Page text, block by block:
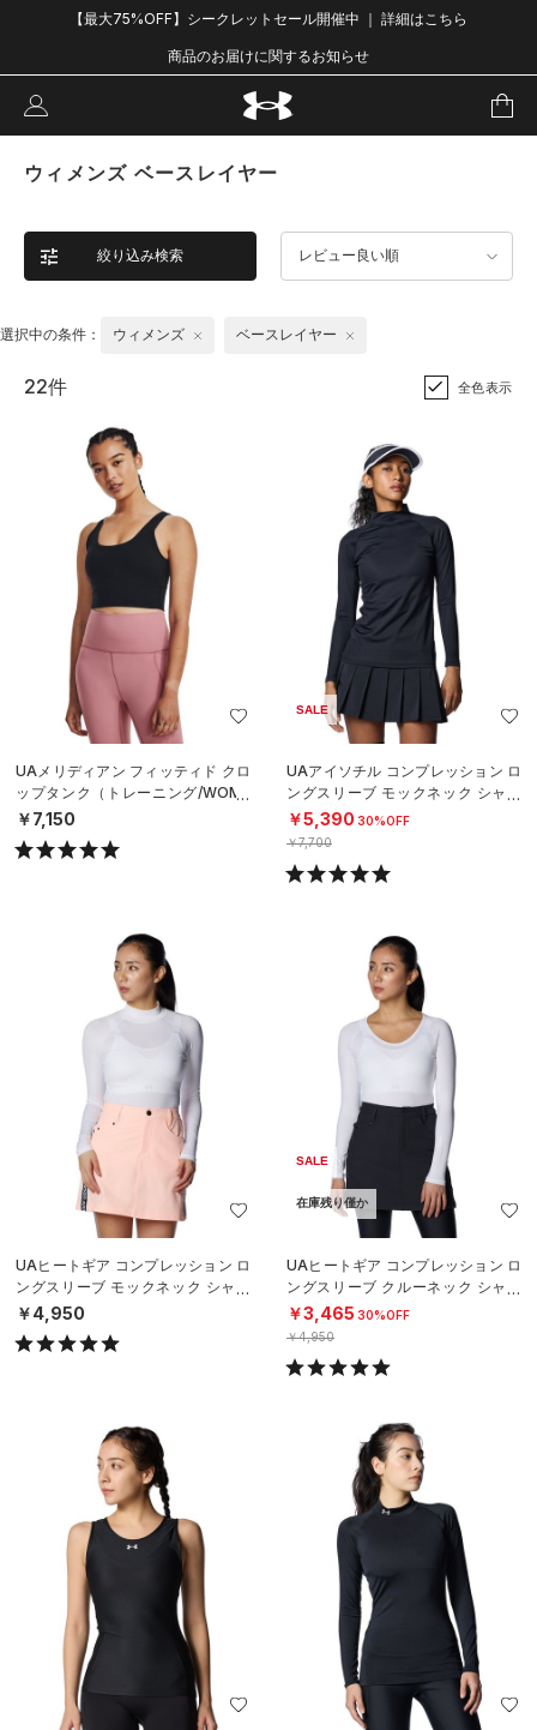
【最大75%OFF】シークレットセール開催中 ｜ 詳細はこちら
商品のお届けに関するお知らせ
ウィメンズ ベースレイヤー
絞り込み検索 レビュー良い順
選択中の条件： ウィメンズ ベースレイヤー
22件 全色表示
UAメリディアン フィッティド クロ
ップタンク（トレーニング/WOME
N）
￥7,150
SALE
UAアイソチル コンプレッション ロ
ングスリーブ モックネック シャツ
（ゴルフ/WOMEN）
￥5,390 30%OFF
￥7,700
UAヒートギア コンプレッション ロ
ングスリーブ モックネック シャツ
（ゴルフ/WOMEN）
￥4,950
SALE
在庫残り僅か
UAヒートギア コンプレッション ロ
ングスリーブ クルーネック シャツ
（ゴルフ/WOMEN）
￥3,465 30%OFF
￥4,950